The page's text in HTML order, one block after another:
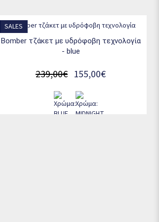
SALES
bomber τζάκετ με υδρόφοβη τεχνολογία
- blue
155,00€
239,00€